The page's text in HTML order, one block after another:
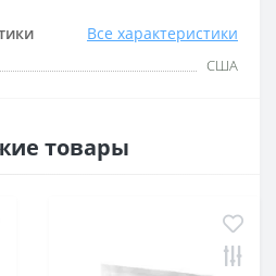
Все характеристики
США
товары